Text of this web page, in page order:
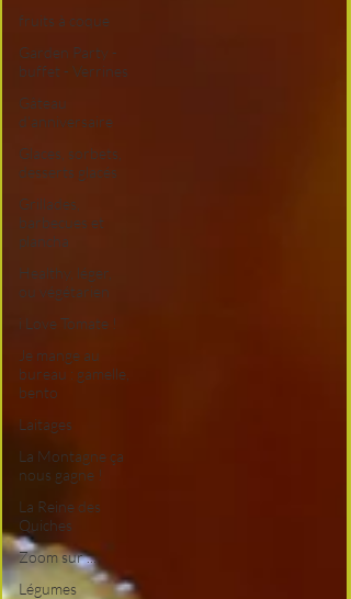
fruits à coque
Garden Party -
buffet - Verrines
Gâteau
d'anniversaire
Glaces, sorbets,
desserts glacés
Grillades,
barbecues et
plancha
Healthy, léger,
ou végétarien
i Love Tomate !
Je mange au
bureau : gamelle,
bento
Laitages
La Montagne ça
nous gagne !
La Reine des
Quiches
Zoom sur ...
Légumes